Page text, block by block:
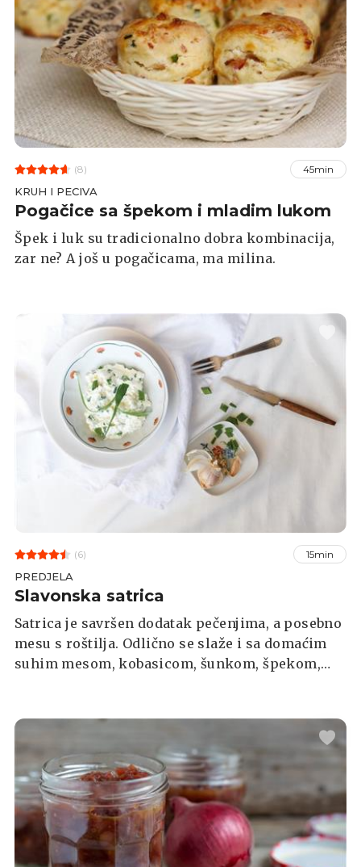
(8) 45min
KRUH I PECIVA
Pogačice sa špekom i mladim lukom
Špek i luk su tradicionalno dobra kombinacija,
zar ne? A još u pogačicama, ma milina.
(6) 15min
PREDJELA
Slavonska satrica
Satrica je savršen dodatak pečenjima, a posebno
mesu s roštilja. Odlično se slaže i sa domaćim
suhim mesom, kobasicom, šunkom, špekom,
i brza, a potrebno je samo par sastojaka.